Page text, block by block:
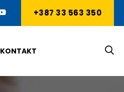
+387 33 563 350
KONTAKT